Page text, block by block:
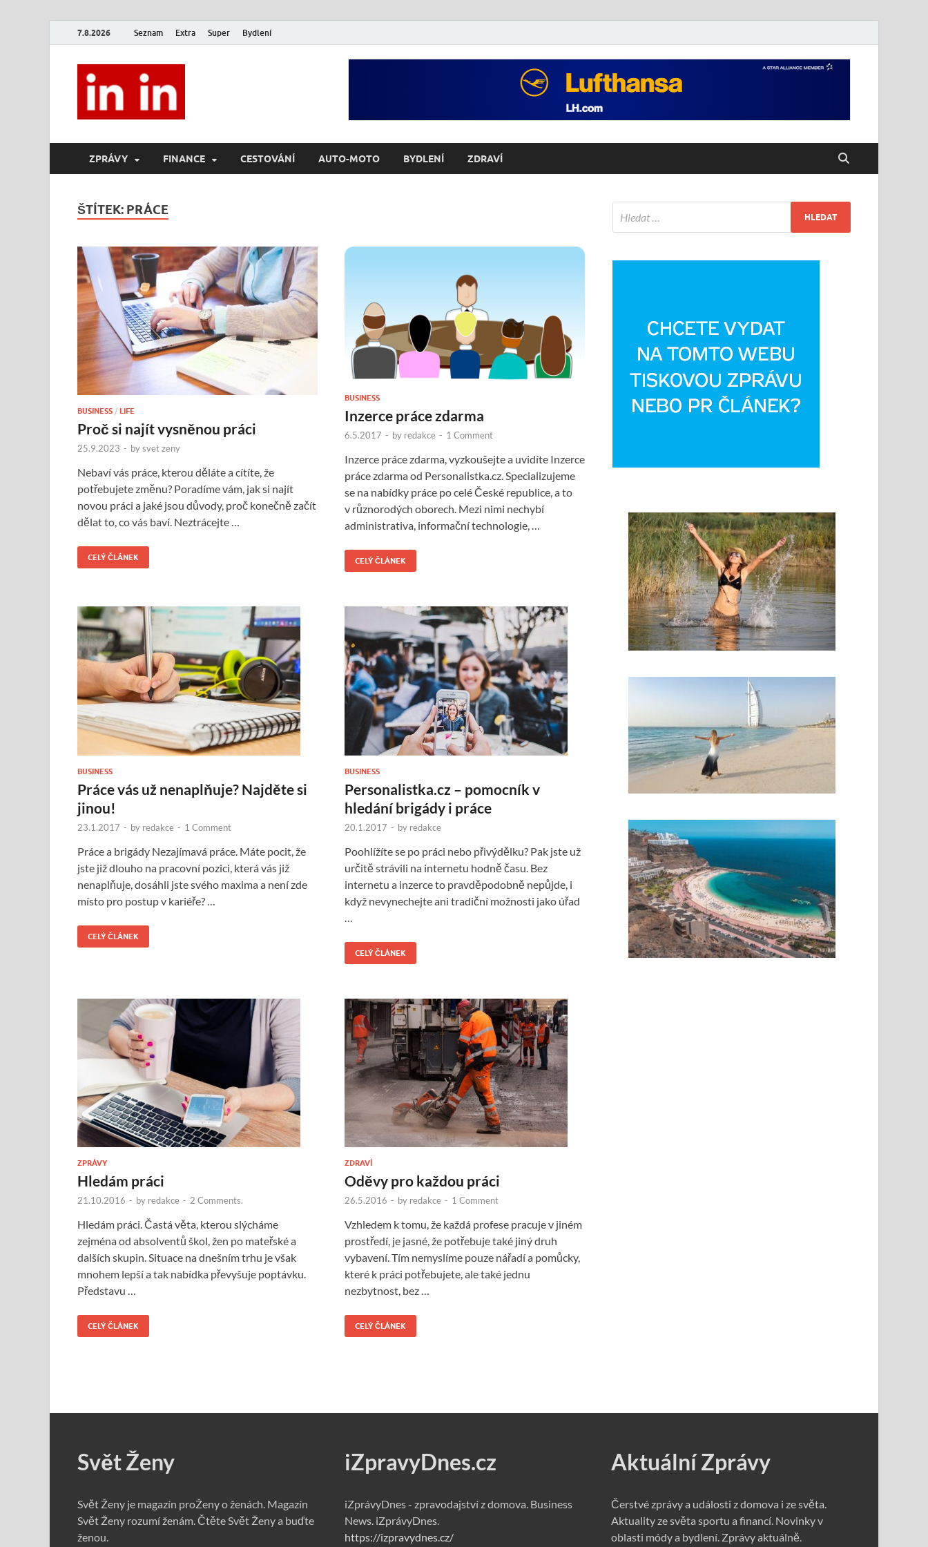
7.8.2026 Seznam Extra Super Bydlení
ZPRÁVY FINANCE CESTOVÁNÍ AUTO-MOTO BYDLENÍ ZDRAVÍ
ŠTÍTEK: PRÁCE
BUSINESS / LIFE
Proč si najít vysněnou práci
25.9.2023 - bysvet zeny
Nebaví vás práce, kterou děláte a cítíte, že
potřebujete změnu? Poradíme vám, jak si najít
novou práci a jaké jsou důvody, proč konečně začít
dělat to, co vás baví. Neztrácejte …
CELÝ ČLÁNEK
BUSINESS
Inzerce práce zdarma
6.5.2017 - by redakce - 1 Comment
Inzerce práce zdarma, vyzkoušejte a uvidíte Inzerce
práce zdarma od Personalistka.cz. Specializujeme
se na nabídky práce po celé České republice, a to
v různorodých oborech. Mezi nimi nechybí
administrativa, informační technologie, …
CELÝ ČLÁNEK
BUSINESS
Práce vás už nenaplňuje? Najděte si
jinou!
23.1.2017 - by redakce - 1 Comment
Práce a brigády Nezajímavá práce. Máte pocit, že
jste již dlouho na pracovní pozici, která vás již
nenaplňuje, dosáhli jste svého maxima a není zde
místo pro postup v kariéře? …
CELÝ ČLÁNEK
BUSINESS
Personalistka.cz – pomocník v
hledání brigády i práce
20.1.2017 - by redakce
Poohlížíte se po práci nebo přivýdělku? Pak jste už
určitě strávili na internetu hodně času. Bez
internetu a inzerce to pravděpodobně nepůjde, i
když nevynechejte ani tradiční možnosti jako úřad
CELÝ ČLÁNEK
ZPRÁVY
Hledám práci
21.10.2016 - by redakce - 2 Comments.
Hledám práci. Častá věta, kterou slýcháme
zejména od absolventů škol, žen po mateřské a
dalších skupin. Situace na dnešním trhu je však
mnohem lepší a tak nabídka převyšuje poptávku.
Představu …
CELÝ ČLÁNEK
ZDRAVÍ
Oděvy pro každou práci
26.5.2016 - by redakce - 1 Comment
Vzhledem k tomu, že každá profese pracuje v jiném
prostředí, je jasné, že potřebuje také jiný druh
vybavení. Tím nemyslíme pouze nářadí a pomůcky,
které k práci potřebujete, ale také jednu
nezbytnost, bez …
CELÝ ČLÁNEK
Svět Ženy
Svět Ženy je magazín proŽeny o ženách. Magazín
Svět Ženy rozumí ženám. Čtěte Svět Ženy a buďte
ženou.
iZpravyDnes.cz
iZprávyDnes - zpravodajství z domova. Business
News. iZprávyDnes.
https://izpravydnes.cz/
Aktuální Zprávy
Čerstvé zprávy a události z domova i ze světa.
Aktuality ze světa sportu a financí. Novinky v
oblasti módy a bydlení. Zprávy aktuálně.